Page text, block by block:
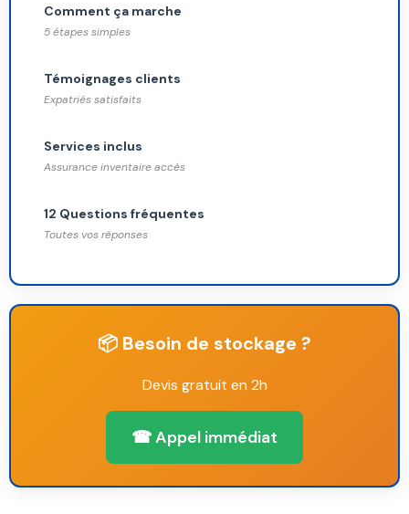
Comment ça marche
5 étapes simples
Témoignages clients
Expatriés satisfaits
Services inclus
Assurance inventaire accès
12 Questions fréquentes
Toutes vos réponses
📦 Besoin de stockage ?
Devis gratuit en 2h
☎ Appel immédiat